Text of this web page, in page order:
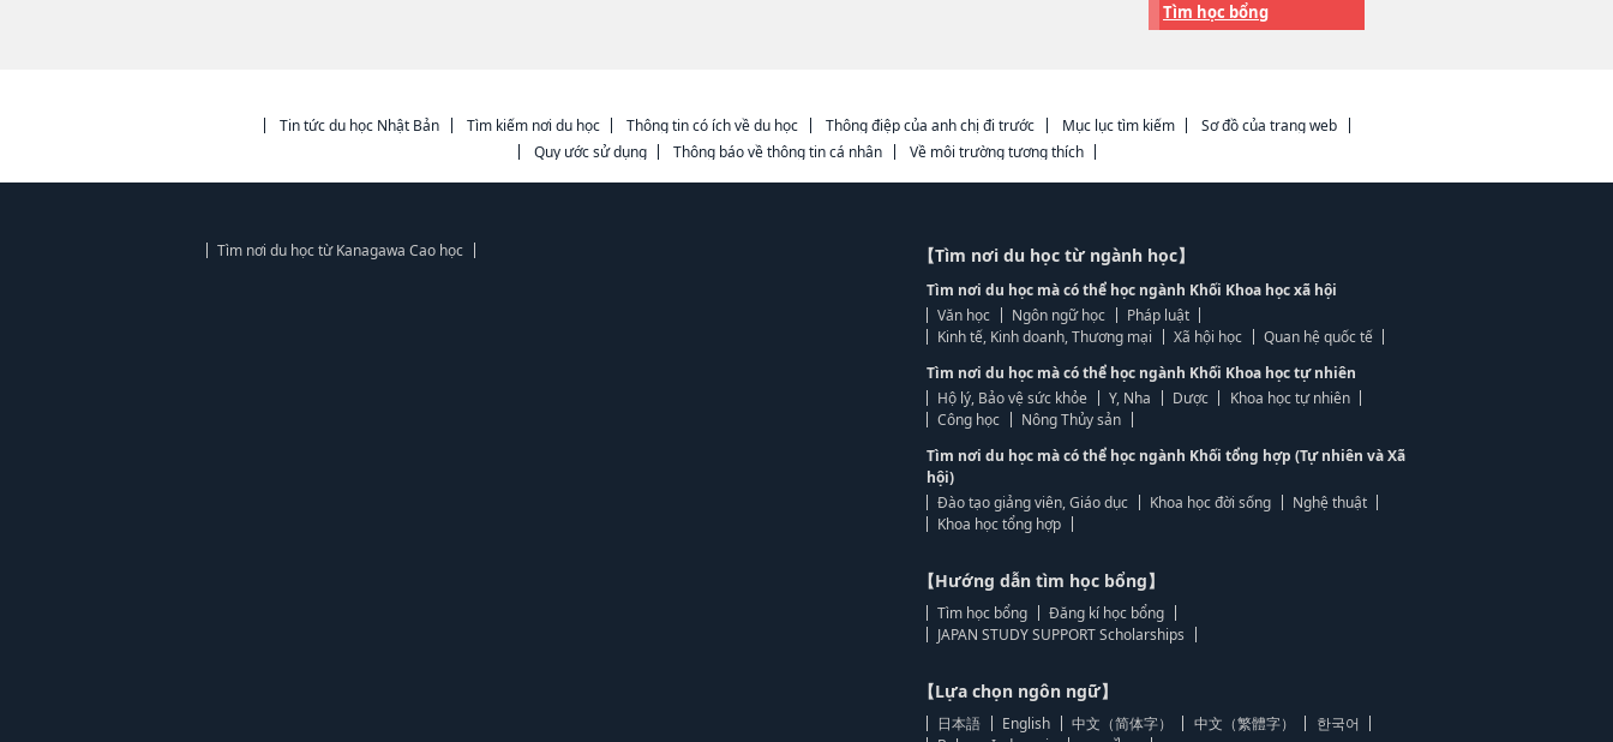
Tìm học bổng
Tin tức du học Nhật Bản Tìm kiếm nơi du học Thông tin có ích về du học Thông điệp của anh chị đi trước Mục lục tìm kiếm
Sơ đồ của trang web
Quy ước sử dụng
Thông báo về thông tin cá nhân Về môi trường tương thích
Tìm nơi du học từ Kanagawa Cao học 【Tìm nơi du học từ ngành học】
Tìm nơi du học mà có thể học ngành Khối Khoa học xã hội
Văn học
Ngôn ngữ học
Pháp luật
Kinh tế, Kinh doanh, Thương mại
Xã hội học
Quan hệ quốc tế
Tìm nơi du học mà có thể học ngành Khối Khoa học tự nhiên
Hộ lý, Bảo vệ sức khỏe
Y, Nha Dược
Khoa học tự nhiên
Công học
Nông Thủy sản
Tìm nơi du học mà có thể học ngành Khối tổng hợp (Tự nhiên và Xã
hội)
Đào tạo giảng viên, Giáo dục
Khoa học đời sống
Nghệ thuật
Khoa học tổng hợp
【Hướng dẫn tìm học bổng】
Tìm học bổng
Đăng kí học bổng
JAPAN STUDY SUPPORT Scholarships
【Lựa chọn ngôn ngữ】
日本語 English 中文（简体字） 中文（繁體字）
한국어